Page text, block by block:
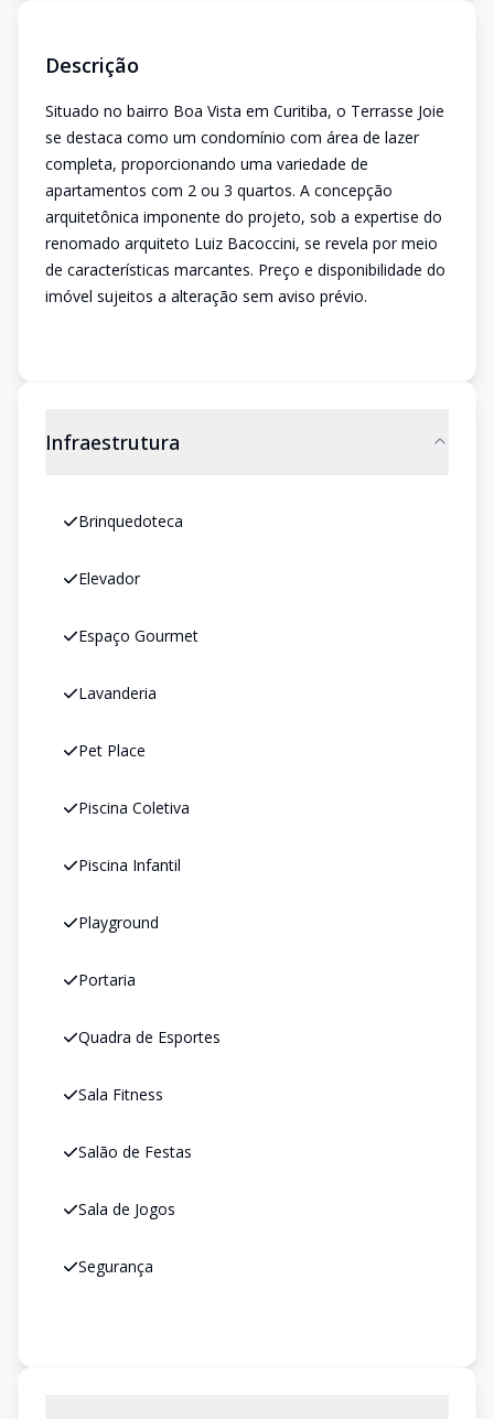
Descrição
Situado no bairro Boa Vista em Curitiba, o Terrasse Joie
se destaca como um condomínio com área de lazer
completa, proporcionando uma variedade de
apartamentos com 2 ou 3 quartos. A concepção
arquitetônica imponente do projeto, sob a expertise do
renomado arquiteto Luiz Bacoccini, se revela por meio
de características marcantes. Preço e disponibilidade do
imóvel sujeitos a alteração sem aviso prévio.
Infraestrutura
Brinquedoteca
Elevador
Espaço Gourmet
Lavanderia
Pet Place
Piscina Coletiva
Piscina Infantil
Playground
Portaria
Quadra de Esportes
Sala Fitness
Salão de Festas
Sala de Jogos
Segurança